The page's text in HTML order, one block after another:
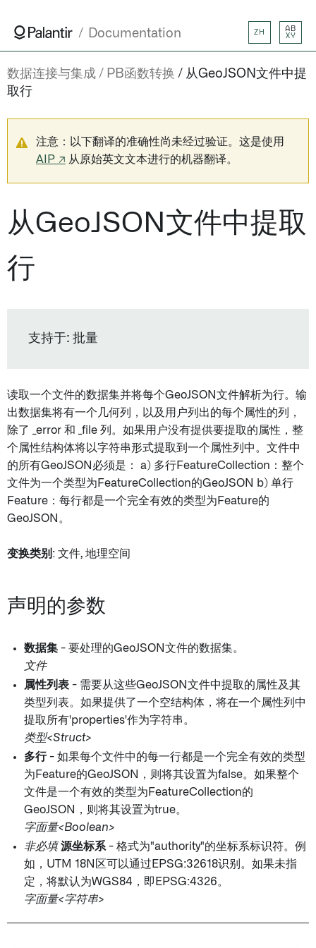
Documentation ZH
AB
XY
数据连接与集成 PB函数转换
从GeoJSON文件中提
取行
注意：以下翻译的准确性尚未经过验证。这是使用
AIP ↗ 从原始英文文本进行的机器翻译。
从GeoJSON文件中提取
行
支持于: 批量
读取一个文件的数据集并将每个GeoJSON文件解析为行。输
出数据集将有一个几何列，以及用户列出的每个属性的列，
除了 _error 和 _file 列。如果用户没有提供要提取的属性，整
个属性结构体将以字符串形式提取到一个属性列中。文件中
的所有GeoJSON必须是： a) 多行FeatureCollection：整个
文件为一个类型为FeatureCollection的GeoJSON b) 单行
Feature：每行都是一个完全有效的类型为Feature的
GeoJSON。
变换类别 : 文件, 地理空间
声明的参数
数据集 - 要处理的GeoJSON文件的数据集。
文件
属性列表 - 需要从这些GeoJSON文件中提取的属性及其
类型列表。如果提供了一个空结构体，将在一个属性列中
提取所有'properties'作为字符串。
类型<Struct>
多行- 如果每个文件中的每一行都是一个完全有效的类型
为Feature的GeoJSON，则将其设置为false。如果整个
文件是一个有效的类型为FeatureCollection的
GeoJSON，则将其设置为true。
字面量<Boolean>
非必填 源坐标系 - 格式为"authority"的坐标系标识符。例
如，UTM 18N区可以通过EPSG:32618识别。如果未指
定，将默认为WGS84，即EPSG:4326。
字面量<字符串>